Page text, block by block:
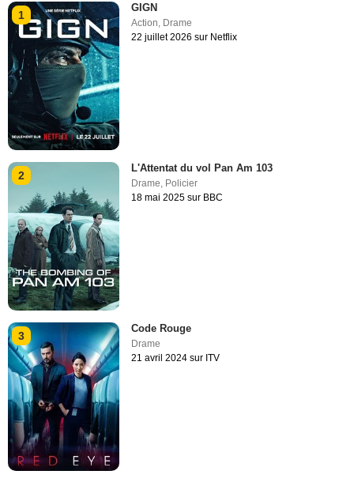
1
GIGN
Action Drame
22 juillet 2026 sur Netflix
2
L'Attentat du vol Pan Am 103
Drame, Policier
18 mai 2025 sur BBC
3
Code Rouge
Drame
21 avril 2024 sur ITV